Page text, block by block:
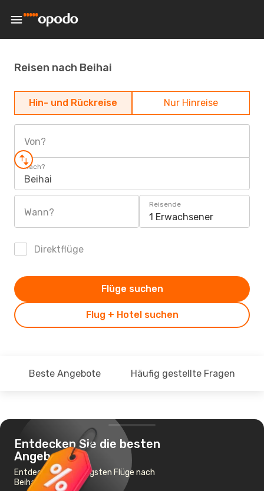
Reisen nach Beihai
Hin- und Rückreise Nur Hinreise
Von?
Nach?
Beihai
Wann?
Reisende
1 Erwachsener
Direktflüge
Flug + Hotel suchen
Flüge suchen
Beste Angebote Häufig gestellte Fragen
Entdecken Sie die besten
Angebote
Entdecke die günstigsten Flüge nach
Beihai